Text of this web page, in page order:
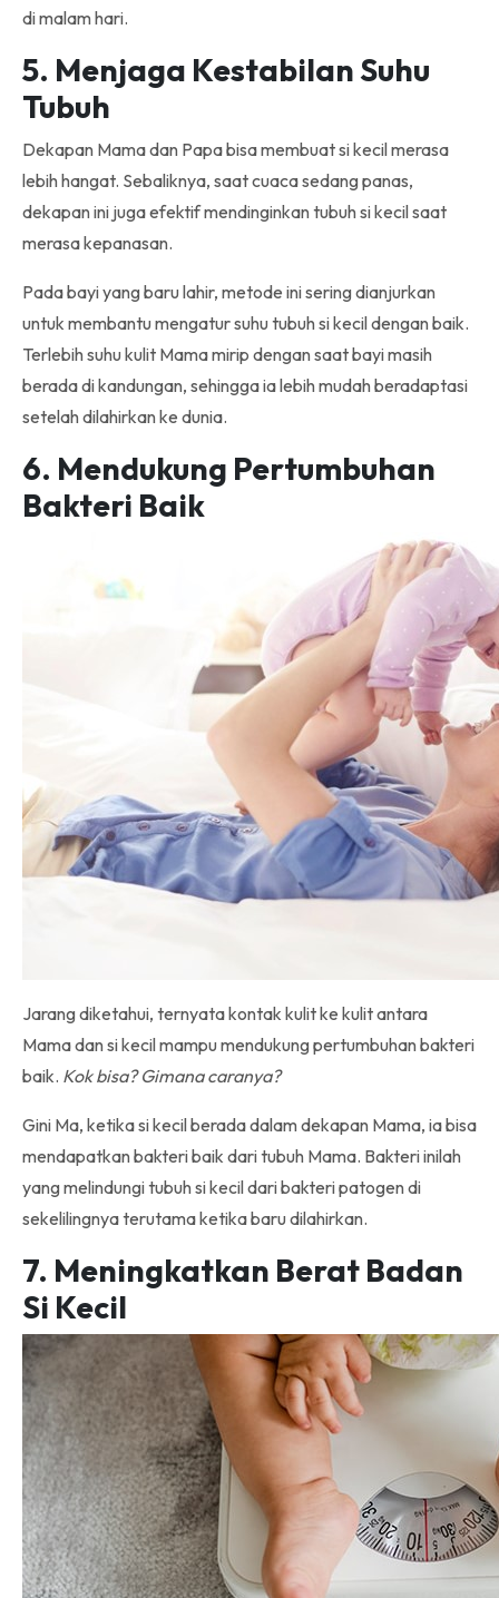
di malam hari.
5. Menjaga Kestabilan Suhu
Tubuh
Dekapan Mama dan Papa bisa membuat si kecil merasa
lebih hangat. Sebaliknya, saat cuaca sedang panas,
dekapan ini juga efektif mendinginkan tubuh si kecil saat
merasa kepanasan.
Pada bayi yang baru lahir, metode ini sering dianjurkan
untuk membantu mengatur suhu tubuh si kecil dengan baik.
Terlebih suhu kulit Mama mirip dengan saat bayi masih
berada di kandungan, sehingga ia lebih mudah beradaptasi
setelah dilahirkan ke dunia.
6. Mendukung Pertumbuhan
Bakteri Baik
Jarang diketahui, ternyata kontak kulit ke kulit antara
Mama dan si kecil mampu mendukung pertumbuhan bakteri
baik. Kok bisa? Gimana caranya?
Gini Ma, ketika si kecil berada dalam dekapan Mama, ia bisa
mendapatkan bakteri baik dari tubuh Mama. Bakteri inilah
yang melindungi tubuh si kecil dari bakteri patogen di
sekelilingnya terutama ketika baru dilahirkan.
7. Meningkatkan Berat Badan
Si Kecil